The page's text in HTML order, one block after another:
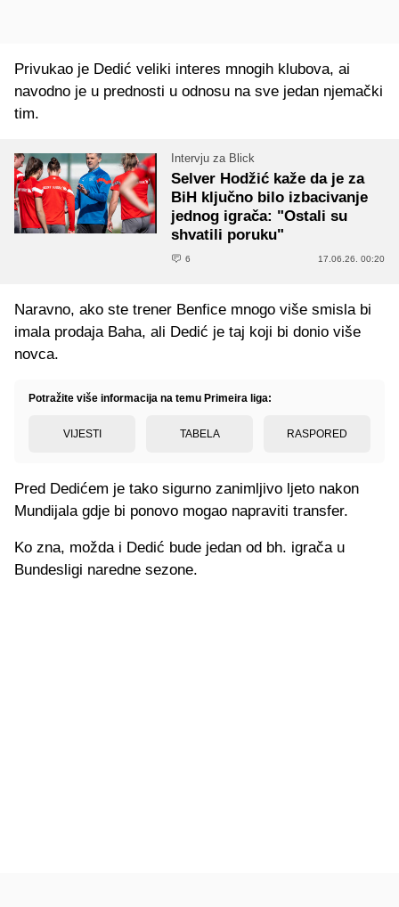
Privukao je Dedić veliki interes mnogih klubova, ai
navodno je u prednosti u odnosu na sve jedan njemački
tim.
Intervju za Blick
Selver Hodžić kaže da je za
BiH ključno bilo izbacivanje
jednog igrača: "Ostali su
shvatili poruku"
6 17.06.26. 00:20
Naravno, ako ste trener Benfice mnogo više smisla bi
imala prodaja Baha, ali Dedić je taj koji bi donio više
novca.
Potražite više informacija na temu Primeira liga:
VIJESTI TABELA RASPORED
Pred Dedićem je tako sigurno zanimljivo ljeto nakon
Mundijala gdje bi ponovo mogao napraviti transfer.
Ko zna, možda i Dedić bude jedan od bh. igrača u
Bundesligi naredne sezone.